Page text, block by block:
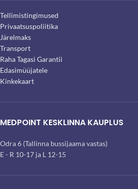
Tellimistingimused
Privaatsuspoliitika
Järelmaks
Transport
Raha Tagasi Garantii
Edasimüüjatele
Kinkekaart
MEDPOINT KESKLINNA KAUPLUS
Odra 6 (Tallinna bussijaama vastas)
E - R 10-17 ja L 12-15